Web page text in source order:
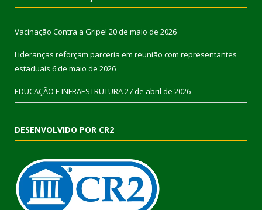
Vacinação Contra a Gripe! 20 de maio de 2026
Lideranças reforçam parceria em reunião com representantes
estaduais 6 de maio de 2026
EDUCAÇÃO E INFRAESTRUTURA27 de abril de 2026
DESENVOLVIDO POR CR2